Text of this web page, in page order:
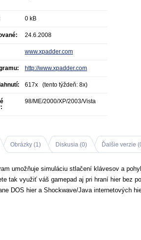
0 kB
24.6.2008
www.xpadder.com
http://www.xpadder.com
617x (tento týždeň: 8x)
98/ME/2000/XP/2003/Vista
Obrázky (1) Diskusia (0) Ďalšie verzie
umožňuje simuláciu stlačení klávesov a
tak využiť váš gamepad aj pri hraní hier bez
DOS hier a Shockwave/Java internetových